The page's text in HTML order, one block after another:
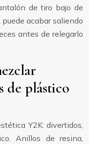
de tiro bajo de
acabar saliendo
antes de relegarlo
de plástico
Y2K: divertidos,
Anillos de resina,